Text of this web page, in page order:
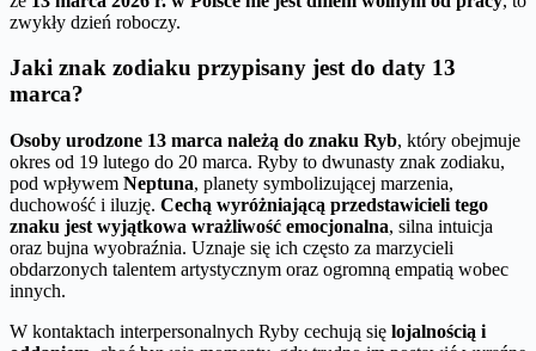
zwykły dzień roboczy.
Jaki znak zodiaku przypisany jest do daty 13
marca?
Osoby urodzone 13 marca należą do znaku Ryb, który obejmuje
okres od 19 lutego do 20 marca. Ryby to dwunasty znak zodiaku,
pod wpływem Neptuna, planety symbolizującej marzenia,
duchowość i iluzję. Cechą wyróżniającą przedstawicieli tego
znaku jest wyjątkowa wrażliwość emocjonalna, silna intuicja
oraz bujna wyobraźnia. Uznaje się ich często za marzycieli
obdarzonych talentem artystycznym oraz ogromną empatią wobec
innych.
W kontaktach interpersonalnych Ryby cechują się lojalnością i